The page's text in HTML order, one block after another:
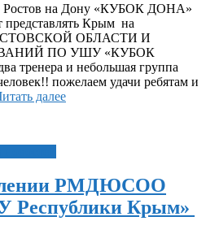
Ростов на Дону «КУБОК ДОНА»
представлять Крым на
ОБЛАСТИ И
ПО УШУ «КУБОК
тренера и небольшая группа
пожелаем удачи ребятам и
далее
РМДЮСОО
Республики Крым»